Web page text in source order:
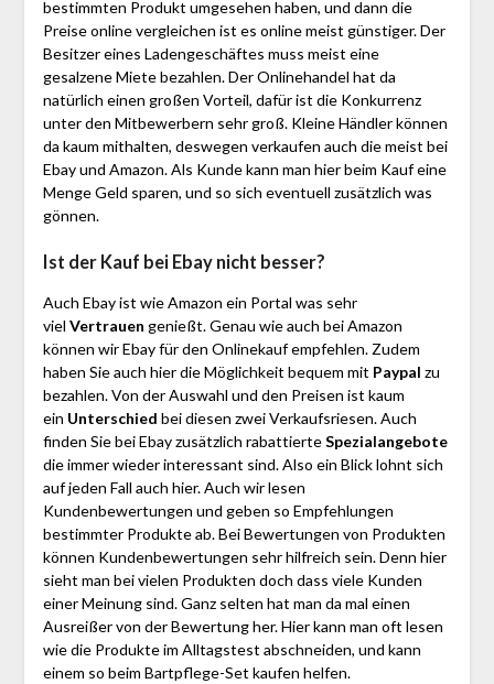
bestimmten Produkt umgesehen haben, und dann die
Preise online vergleichen ist es online meist günstiger. Der
Besitzer eines Ladengeschäftes muss meist eine
gesalzene Miete bezahlen. Der Onlinehandel hat da
natürlich einen großen Vorteil, dafür ist die Konkurrenz
unter den Mitbewerbern sehr groß. Kleine Händler können
da kaum mithalten, deswegen verkaufen auch die meist bei
Ebay und Amazon. Als Kunde kann man hier beim Kauf eine
Menge Geld sparen, und so sich eventuell zusätzlich was
gönnen.
Ist der Kauf bei Ebay nicht besser?
Auch Ebay ist wie Amazon ein Portal was sehr
viel Vertrauen genießt. Genau wie auch bei Amazon
können wir Ebay für den Onlinekauf empfehlen. Zudem
haben Sie auch hier die Möglichkeit bequem mit Paypal zu
bezahlen. Von der Auswahl und den Preisen ist kaum
ein Unterschied bei diesen zwei Verkaufsriesen. Auch
finden Sie bei Ebay zusätzlich rabattierteSpezialangebote
die immer wieder interessant sind. Also ein Blick lohnt sich
auf jeden Fall auch hier. Auch wir lesen
Kundenbewertungen und geben so Empfehlungen
bestimmter Produkte ab. Bei Bewertungen von Produkten
können Kundenbewertungen sehr hilfreich sein. Denn hier
sieht man bei vielen Produkten doch dass viele Kunden
einer Meinung sind. Ganz selten hat man da mal einen
Ausreißer von der Bewertung her. Hier kann man oft lesen
wie die Produkte im Alltagstest abschneiden, und kann
einem so beim Bartpflege-Set kaufen helfen.